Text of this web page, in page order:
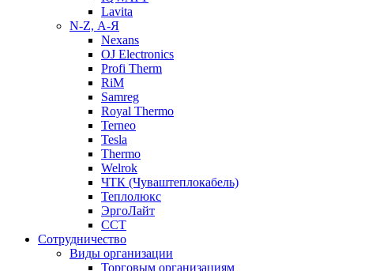
Lavita
N-Z, А-Я
Nexans
OJ Electronics
Profi Therm
RiM
Samreg
Royal Thermo
Terneo
Tesla
Thermo
Welrok
ЧТК (Чуваштеплокабель)
Теплолюкс
ЭргоЛайт
ССТ
Сотрудничество
Виды организации
Торговым организациям